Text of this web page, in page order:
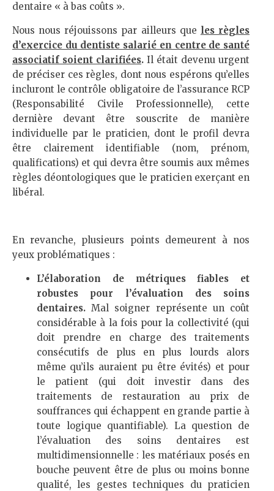
dentaire « à bas coûts ».
Nous nous réjouissons par ailleurs que les règles
d’exercice du dentiste salarié en centre de santé
associatif soient clarifiées. Il était devenu urgent
de préciser ces règles, dont nous espérons qu’elles
incluront le contrôle obligatoire de l’assurance RCP
(Responsabilité Civile Professionnelle), cette
dernière devant être souscrite de manière
individuelle par le praticien, dont le profil devra
être clairement identifiable (nom, prénom,
qualifications) et qui devra être soumis aux mêmes
règles déontologiques que le praticien exerçant en
libéral.
En revanche, plusieurs points demeurent à nos
yeux problématiques :
L’élaboration de métriques fiables et
robustes pour l’évaluation des soins
dentaires. Mal soigner représente un coût
considérable à la fois pour la collectivité (qui
doit prendre en charge des traitements
consécutifs de plus en plus lourds alors
même qu’ils auraient pu être évités) et pour
le patient (qui doit investir dans des
traitements de restauration au prix de
souffrances qui échappent en grande partie à
toute logique quantifiable). La question de
l’évaluation des soins dentaires est
multidimensionnelle : les matériaux posés en
bouche peuvent être de plus ou moins bonne
qualité, les gestes techniques du praticien